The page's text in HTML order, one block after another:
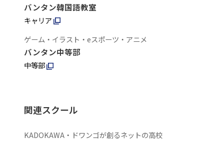
バンタン韓国語教室
キャリア
ゲーム・イラスト・eスポーツ・アニメ
バンタン中等部
中等部
関連スクール
KADOKAWA・ドワンゴが創るネットの高校